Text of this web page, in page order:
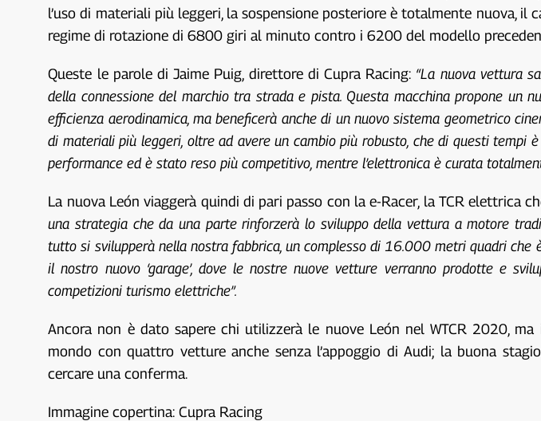
l’uso di materiali più leggeri, la sospensione posteriore è totalmente nuova,
regime di rotazione di 6800 giri al minuto contro i 6200 del modello
Queste le parole di Jaime Puig, direttore di Cupra Racing: “La nuova vettura
della connessione del marchio tra strada e pista. Questa macchina propone un
efficienza aerodinamica, ma beneficerà anche di un nuovo sistema geometrico
di materiali più leggeri, oltre ad avere un cambio più robusto, che di questi
performance ed è stato reso più competitivo, mentre l’elettronica è curata
La nuova León viaggerà quindi di pari passo con la e-Racer, la TCR elettrica
una strategia che da una parte rinforzerà lo sviluppo della vettura a motore
tutto si svilupperà nella nostra fabbrica, un complesso di 16.000 metri quadri
il nostro nuovo ‘garage’, dove le nostre nuove vetture verranno prodotte e
competizioni turismo elettriche”.
Ancora non è dato sapere chi utilizzerà le nuove León nel WTCR 2020,
mondo con quattro vetture anche senza l’appoggio di Audi; la buona
cercare una conferma.
Immagine copertina: Cupra Racing